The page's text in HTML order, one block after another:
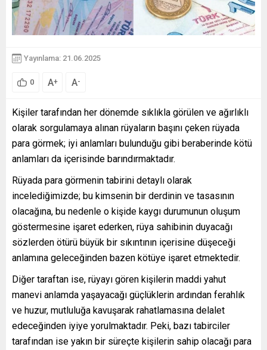
Yayınlama: 21.06.2025
0 A+ A-
Kişiler tarafından her dönemde sıklıkla görülen ve ağırlıklı
olarak sorgulamaya alınan rüyaların başını çeken rüyada
para görmek; iyi anlamları bulunduğu gibi beraberinde kötü
anlamları da içerisinde barındırmaktadır.
Rüyada para görmenin tabirini detaylı olarak
incelediğimizde; bu kimsenin bir derdinin ve tasasının
olacağına, bu nedenle o kişide kaygı durumunun oluşum
göstermesine işaret ederken, rüya sahibinin duyacağı
sözlerden ötürü büyük bir sıkıntının içerisine düşeceği
anlamına geleceğinden bazen kötüye işaret etmektedir.
Diğer taraftan ise, rüyayı gören kişilerin maddi yahut
manevi anlamda yaşayacağı güçlüklerin ardından ferahlık
ve huzur, mutluluğa kavuşarak rahatlamasına delalet
edeceğinden iyiye yorulmaktadır. Peki, bazı tabirciler
tarafından ise yakın bir süreçte kişilerin sahip olacağı para